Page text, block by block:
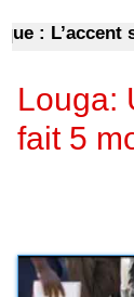
: L’accent si
Louga:
fait 5